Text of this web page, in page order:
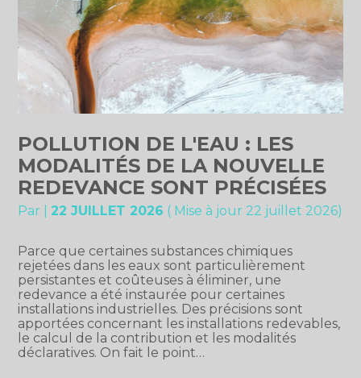
POLLUTION DE L'EAU : LES
MODALITÉS DE LA NOUVELLE
REDEVANCE SONT PRÉCISÉES
Par 22 JUILLET 2026 ( Mise à jour 22 juillet 2026)
Parce que certaines substances chimiques
rejetées dans les eaux sont particulièrement
persistantes et coûteuses à éliminer, une
redevance a été instaurée pour certaines
installations industrielles. Des précisions sont
apportées concernant les installations redevables,
le calcul de la contribution et les modalités
déclaratives. On fait le point…